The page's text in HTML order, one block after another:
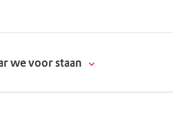
we voor staan